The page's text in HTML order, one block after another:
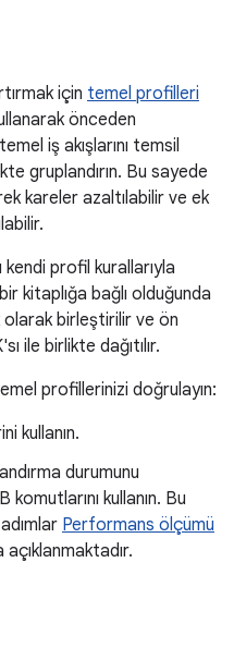
için temel profilleri
önceden
iş akışlarını temsil
gruplandırın. Bu sayede
kareler azaltılabilir ve ek
profil kurallarıyla
kitaplığa bağlı olduğunda
olarak birleştirilir ve ön
ile birlikte dağıtılır.
profillerinizi doğrulayın:
kullanın.
durumunu
kullanın. Bu
Performans ölçümü
açıklanmaktadır.